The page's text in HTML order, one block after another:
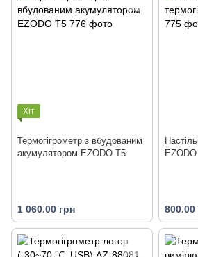
Хіт
Термогігрометр з вбудованим
акумулятором EZODO T5
1 060.00 грн 800.00